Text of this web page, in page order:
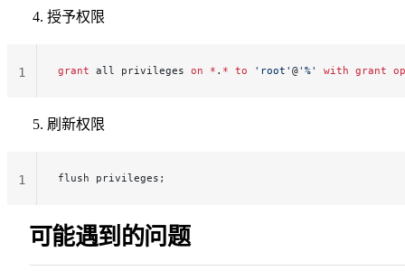
授予权限
grant all privileges on * . * to 'root' @'%' with grant
1
刷新权限
flush privileges;
1
可能遇到的问题